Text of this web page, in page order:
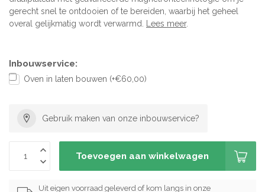
gerecht snel te ontdooien of te bereiden, waarbij het geheel
overal gelijkmatig wordt verwarmd. Lees meer.
Inbouwservice:
Oven in laten bouwen (+€60,00)
Gebruik maken van onze inbouwservice?
Toevoegen aan winkelwagen
Uit eigen voorraad geleverd of kom langs in onze